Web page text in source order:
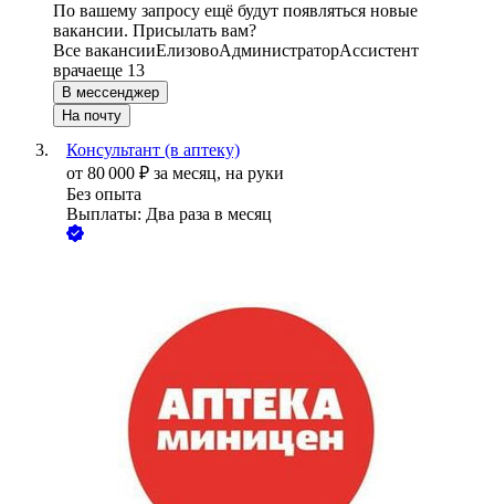
По вашему запросу ещё будут появляться новые
вакансии. Присылать вам?
Все вакансииЕлизовоАдминистраторАссистент
врачаеще 13
В мессенджер
На почту
Консультант (в аптеку)
от 80 000 ₽ за месяц, на руки
Без опыта
Выплаты: Два раза в месяц